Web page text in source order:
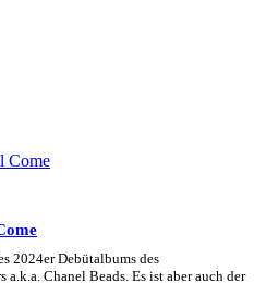
2024er Debütalbums des
Chanel Beads. Es ist aber auch der